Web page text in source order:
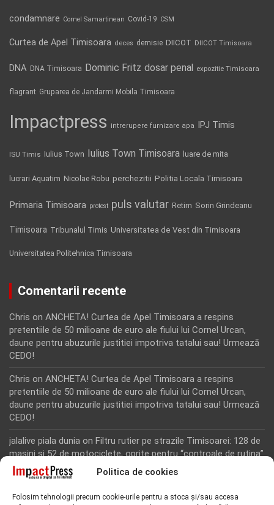
Politica de cookies
Folosim tehnologii precum cookie-urile pentru a stoca și/sau accesa
condamnare Cornel Samartinean Covid-19 CSM
Curtea de Apel Timisoara deces demisie DIICOT DIICOT Timisoara
DNA DNA Timisoara Dominic Fritz dosar penal expozitie Timisoara
flagrant Gruparea de Jandarmi Mobila Timisoara
Impactpress intrerupere furnizare apa IPJ Timis
ISU Timis Iulius Town Iulius Town Timisoara luare de mita
lucrari Aquatim Nicolae Robu perchezitii Politia Locala Timisoara
Primaria Timisoara protest puls valutar Retim Sorin Grindeanu
Timisoara Tribunalul Timis Universitatea de Vest din Timisoara
Universitatea Politehnica Timisoara
Comentarii recente
Chris on ANCHETA! Curtea de Apel Timisoara a respins
pretentiile de 50 milioane de euro ale fiului lui Cornel Urcan,
daune pentru abuzurile justitiei impotriva tatalui sau! Urmează
CEDO!
Chris on ANCHETA! Curtea de Apel Timisoara a respins
pretentiile de 50 milioane de euro ale fiului lui Cornel Urcan,
daune pentru abuzurile justitiei impotriva tatalui sau! Urmează
CEDO!
jalalive piala dunia on Filtru rutier pe strazile Timisoarei: 128 de
masini si 52 de motociclete, oprite pentru “controale de rutina”
Rodion Camatoritul on Inca un martor din dosarul fraudei cu
“Toti martorii hartuiti au facut plangere penala pentru